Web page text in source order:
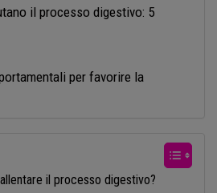
il processo digestivo: 5
per favorire la
il processo digestivo?